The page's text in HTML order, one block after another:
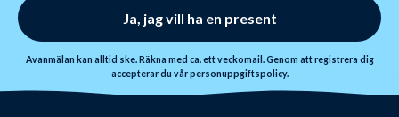
Ja, jag vill ha en present
Avanmälan kan alltid ske. Räkna med ca. ett veckomail. Genom att registrera dig
accepterar du vårpersonuppgiftspolicy.